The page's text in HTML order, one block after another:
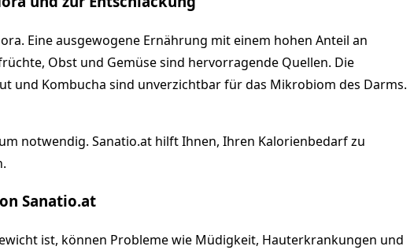
Eine ausgewogene Ernährung mit einem hohen Anteil an
Obst und Gemüse sind hervorragende Quellen. Die
und Kombucha sind unverzichtbar für das Mikrobiom des Darms.
notwendig. Sanatio.at hilft Ihnen, Ihren Kalorienbedarf zu
Sanatio.at
ist, können Probleme wie Müdigkeit, Hauterkrankungen und